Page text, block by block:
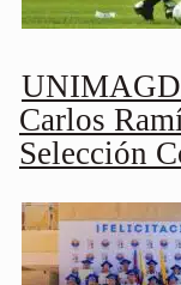
Carlos
Selección